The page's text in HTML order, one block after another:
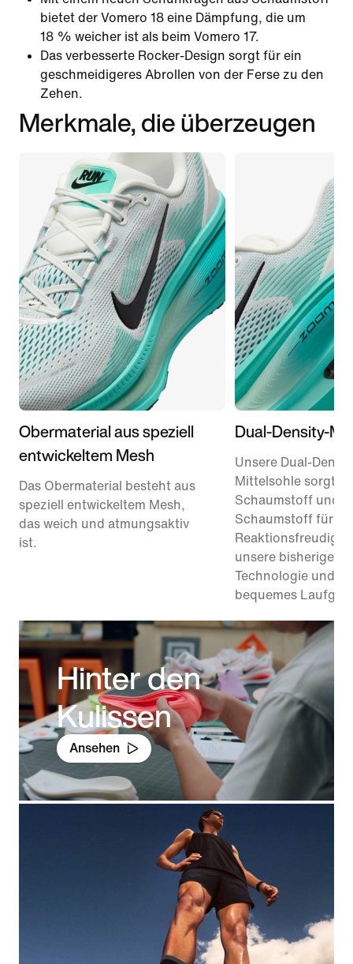
bietet der Vomero 18 eine Dämpfung, die um
18 % weicher ist als beim Vomero 17.
Das verbesserte Rocker-Design sorgt für ein
geschmeidigeres Abrollen von der Ferse zu den
Zehen.
Merkmale, die überzeugen
Obermaterial aus speziell
entwickeltem Mesh
Das Obermaterial besteht aus
speziell entwickeltem Mesh,
das weich und atmungsaktiv
ist.
Dual-Density-
Unsere Dual-
Mittelsohle sorgt
Schaumstoff und
Schaumstoff für
unsere bisherige
Technologie und
bequemes
Hinter den
Kulissen
Ansehen